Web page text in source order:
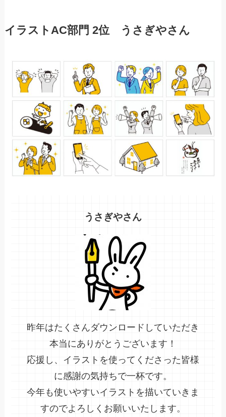
イラスト AC部門 2位 うさぎやさん
うさぎやさん
昨年はたくさんダウンロードしていただき
本当にありがとうございます！
応援し、イラストを使ってくださった皆様
に感謝の気持ちで一杯です。
今年も使いやすいイラストを描いていきま
すのでよろしくお願いいたします。